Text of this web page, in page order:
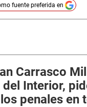
fuente preferida en
Carrasco
Interior,
penales en